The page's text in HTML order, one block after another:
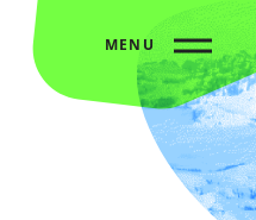
MENU